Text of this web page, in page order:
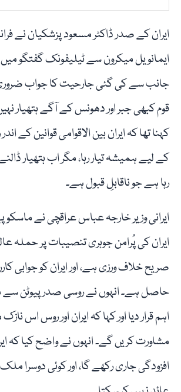
ایران کے صدر ڈاکٹر مسعود پزشکیان نے
ایمانویل میکرون سے ٹیلیفونک گفتگو
جانب سے کی گئی جارحیت کا جواب ضروری
قوم کبھی جبر اور دھونس کے آگے ہتھیار
کہنا تھا کہ ایران بین الاقوامی قوانین کے
کے لیے ہمیشہ تیار رہا، مگر اب ہتھیار
رہا ہے جو ناقابلِ قبول ہے۔
ایرانی وزیر خارجہ عباس عراقچی نے ماسکو
ایران کی پُرامن جوہری تنصیبات پر حملہ
صریح خلاف ورزی ہے، اور ایران کو جوابی
حاصل ہے۔ انہوں نے روسی صدر پیوٹن سے
اہم قرار دیا اور کہا کہ ایران اور روس اس
مشاورت کریں گے۔ انہوں نے واضح کیا کہ
افزودگی جاری رکھے گا، اور کوئی دوسرا